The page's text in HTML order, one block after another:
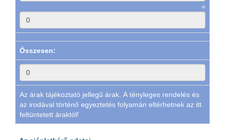
=
Összesen:
Az árak tájékoztató jellegű árak. A tényleges rendelés és
az irodával történő egyeztetés folyamán eltérhetnek az itt
feltüntetett áraktól!